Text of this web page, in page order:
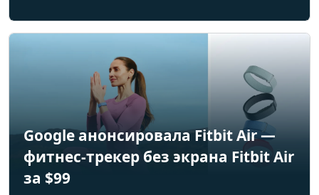
Google анонсировала Fitbit Air —
фитнес-трекер без экрана Fitbit Air
за $99